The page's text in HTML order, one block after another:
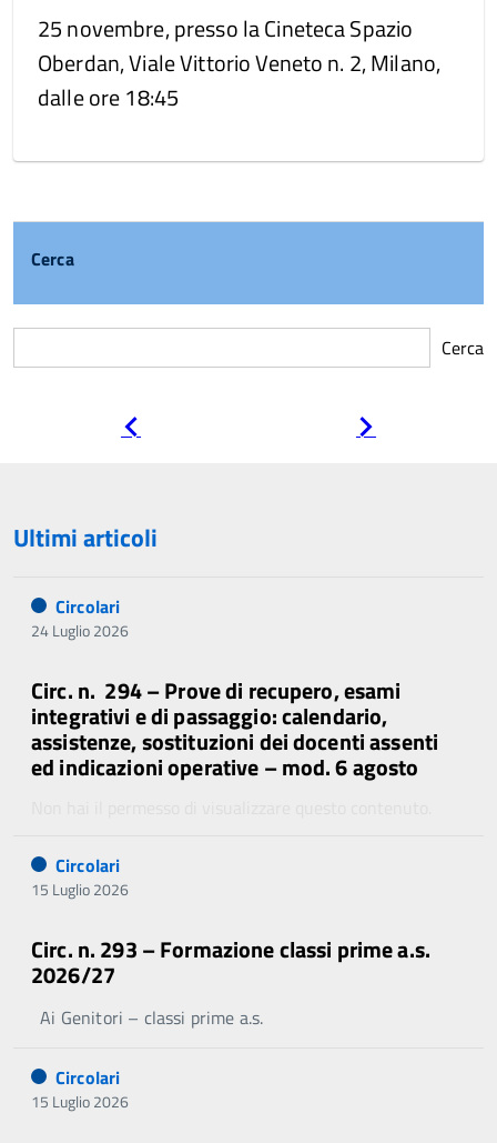
25 novembre, presso la Cineteca Spazio
Oberdan, Viale Vittorio Veneto n. 2, Milano,
dalle ore 18:45
Cerca
Cerca
Ultimi articoli
Circolari
24 Luglio 2026
Circ. n. 294 – Prove di recupero, esami
integrativi e di passaggio: calendario,
assistenze, sostituzioni dei docenti assenti
ed indicazioni operative – mod. 6 agosto
Circolari
15 Luglio 2026
Circ. n. 293 – Formazione classi prime a.s.
2026/27
Ai Genitori – classi prime a.s.
Circolari
15 Luglio 2026